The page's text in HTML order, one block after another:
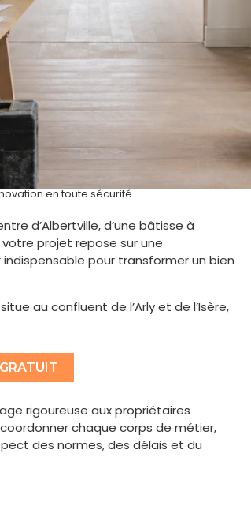
en toute sécurité
d’Albertville, d’une bâtisse à
votre projet repose sur une
pour transformer un bien
au confluent de l’Arly et de l’Isère,
rigoureuse aux propriétaires
chaque corps de métier,
des normes, des délais et du